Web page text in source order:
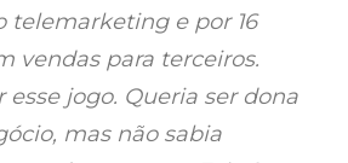
telemarketing e por 16
vendas para terceiros.
esse jogo. Queria ser dona
mas não sabia